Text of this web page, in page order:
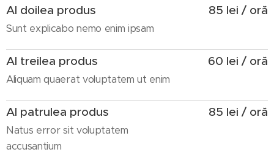
Al doilea produs
Sunt explicabo nemo enim ipsam
85 lei / oră
Al treilea produs
Aliquam quaerat voluptatem ut enim
60 lei / oră
Al patrulea produs
Natus error sit voluptatem
accusantium
85 lei / oră